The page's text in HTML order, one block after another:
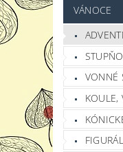
VÁNOCE
VONNÉ
KOULE,